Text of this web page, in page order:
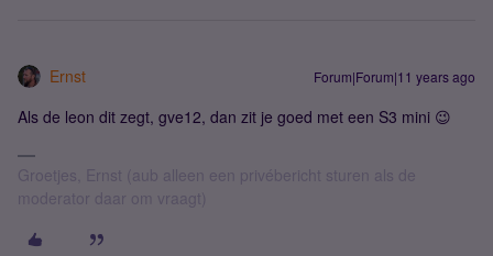
Ernst Forum|Forum|11 years ago
Als de leon dit zegt, gve12, dan zit je goed met een S3 mini 😉
Groetjes, Ernst (aub alleen een privébericht sturen als de
moderator daar om vraagt)